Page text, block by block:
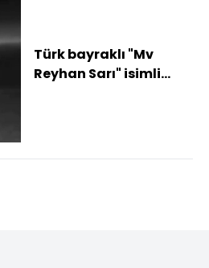
Türk bayraklı "Mv
Reyhan Sarı" isimli